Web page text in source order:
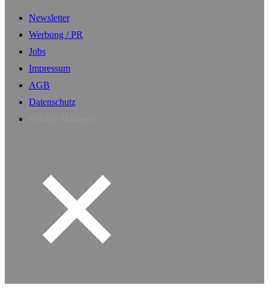
Newsletter
Werbung / PR
Jobs
Impressum
AGB
Datenschutz